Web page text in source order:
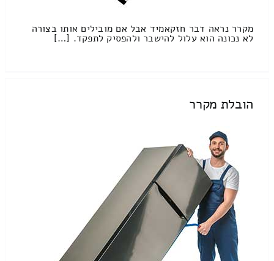
מקרר נראה דבר חזקאמיד אבל אם מובילים אותו בצורה
לא נכונה הוא עלול להישבר ולהפסיק לתפקד. […]
הובלת מקרר